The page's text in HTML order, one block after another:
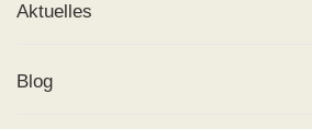
Aktuelles
Blog